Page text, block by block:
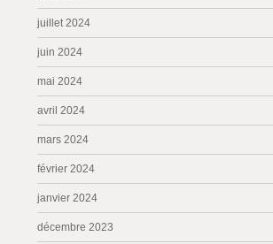
juillet 2024
juin 2024
mai 2024
avril 2024
mars 2024
février 2024
janvier 2024
décembre 2023